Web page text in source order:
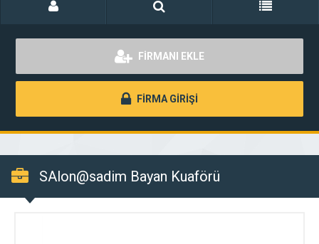
FİRMANI EKLE
FİRMA GİRİŞİ
SAlon@sadim Bayan Kuaförü